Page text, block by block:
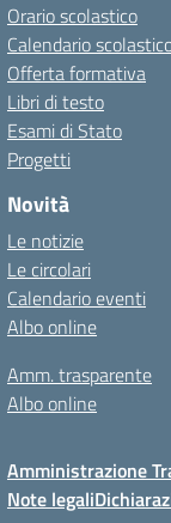
Orario scolastico
Calendario
Offerta formativa
Libri di testo
Esami di Stato
Progetti
Novità
Le notizie
Le circolari
Calendario eventi
Albo online
Amm. trasparente
Albo online
Amministrazione
Note legali